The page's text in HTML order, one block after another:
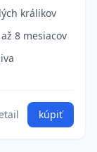
králikov
8 mesiacov
kúpiť